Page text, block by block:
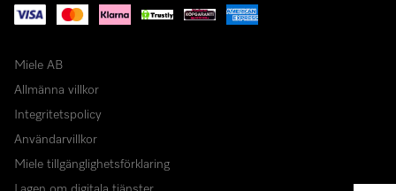
Miele AB
Allmänna villkor
Integritetspolicy
Användarvillkor
Miele tillgänglighetsförklaring